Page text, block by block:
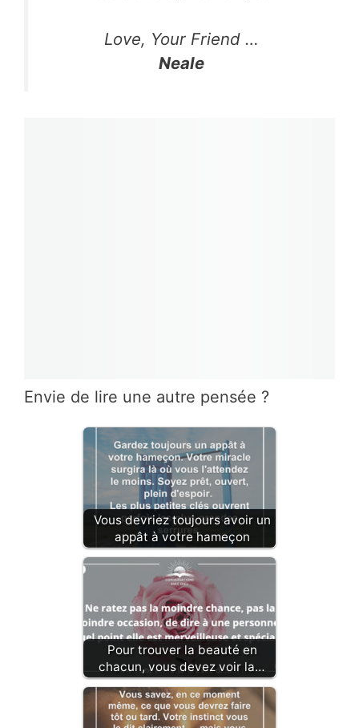
Love, Your Friend …
Neale
Envie de lire une autre pensée ?
Vous devriez toujours avoir un
appât à votre hameçon
Pour trouver la beauté en
chacun, vous devez voir la…